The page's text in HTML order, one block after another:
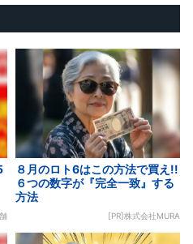
８月のロト6はこの方法で買え!!
６つの数字が『完全一致』する
方法
[PR]株式会社MURA